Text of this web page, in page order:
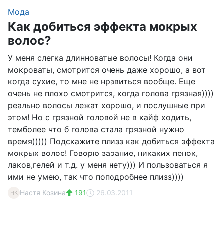
Мода
Как добиться эффекта мокрых
волос?
У меня слегка длинноватые волосы! Когда они
мокроваты, смотрится очень даже хорошо, а вот
когда сухие, то мне не нравиться вообще. Еще
очень не плохо смотрится, когда голова грязная))))
реально волосы лежат хорошо, и послушные при
этом! Но с грязной головой не в кайф ходить,
темболее что б голова стала грязной нужно
время))))) Подскажите плизз как добиться эффекта
мокрых волос! Говорю зарание, никаких пенок,
лаков,гелей и т.д. у меня нету))) И пользоваться я
ими не умею, так что поподробнее плизз))))
НК Настя Козина 191 26.03.2011